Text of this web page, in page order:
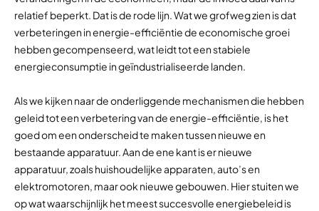
relatief beperkt. Dat is de rode lijn. Wat we grofweg zien is dat
verbeteringen in energie-efficiëntie de economische groei
hebben gecompenseerd, wat leidt tot een stabiele
energieconsumptie in geïndustrialiseerde landen.
Als we kijken naar de onderliggende mechanismen die hebben
geleid tot een verbetering van de energie-efficiëntie, is het
goed om een onderscheid te maken tussen nieuwe en
bestaande apparatuur. Aan de ene kant is er nieuwe
apparatuur, zoals huishoudelijke apparaten, auto’s en
elektromotoren, maar ook nieuwe gebouwen. Hier stuiten we
op wat waarschijnlijk het meest succesvolle energiebeleid is